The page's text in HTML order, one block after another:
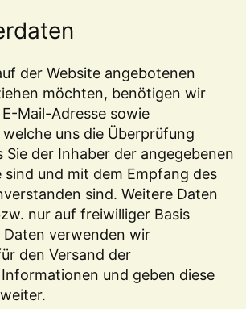
der Website angebotenen
möchten, benötigen wir
Mail-Adresse sowie
uns die Überprüfung
Sie der Inhaber der angegebenen
sind und mit dem Empfang des
sind. Weitere Daten
nur auf freiwilliger Basis
Daten verwenden wir
den Versand der
und geben diese